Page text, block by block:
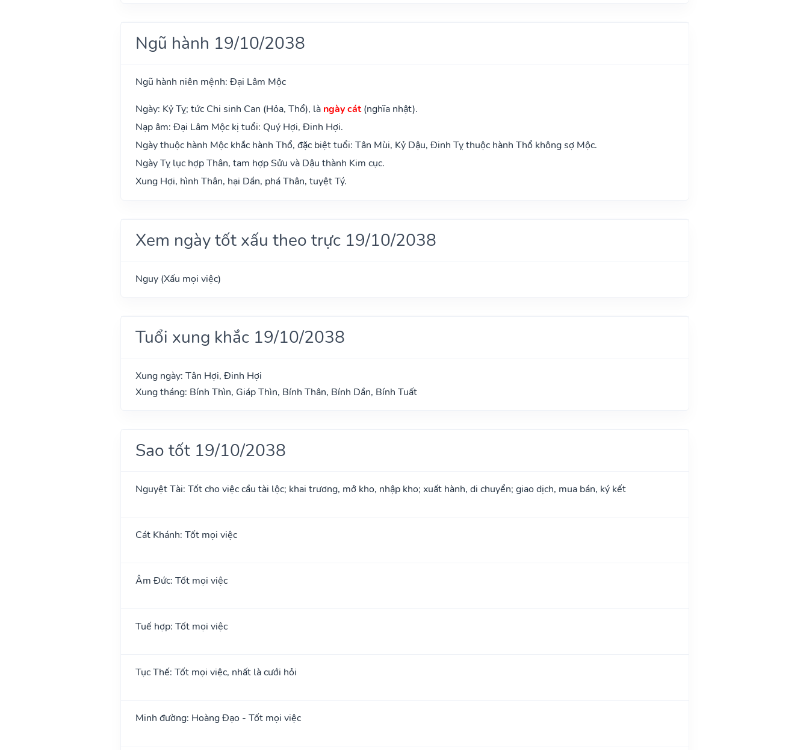
Ngũ hành 19/10/2038
Ngũ hành niên mệnh: Đại Lâm Mộc
Ngày: Kỷ Tỵ; tức Chi sinh Can (Hỏa, Thổ), là ngày cát(nghĩa nhật).
Nạp âm: Đại Lâm Mộc kị tuổi: Quý Hợi, Đinh Hợi.
Ngày thuộc hành Mộc khắc hành Thổ, đặc biệt tuổi: Tân Mùi, Kỷ Dậu, Đinh Tỵ thuộc hành Thổ không sợ Mộc.
Ngày Tỵ lục hợp Thân, tam hợp Sửu và Dậu thành Kim cục.
Xung Hợi, hình Thân, hại Dần, phá Thân, tuyệt Tý.
Xem ngày tốt xấu theo trực 19/10/2038
Nguy (Xấu mọi việc)
Tuổi xung khắc 19/10/2038
Xung ngày: Tân Hợi, Đinh Hợi
Xung tháng: Bính Thìn, Giáp Thìn, Bính Thân, Bính Dần, Bính Tuất
Sao tốt 19/10/2038
Nguyệt Tài: Tốt cho việc cầu tài lộc; khai trương, mở kho, nhập kho; xuất hành, di chuyển; giao dịch, mua bán, ký kết
Cát Khánh: Tốt mọi việc
Âm Đức: Tốt mọi việc
Tuế hợp: Tốt mọi việc
Tục Thế: Tốt mọi việc, nhất là cưới hỏi
Minh đường: Hoàng Đạo - Tốt mọi việc